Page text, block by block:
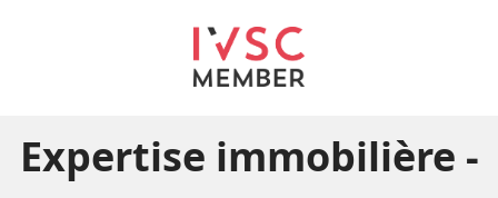
Expertise immobilière -